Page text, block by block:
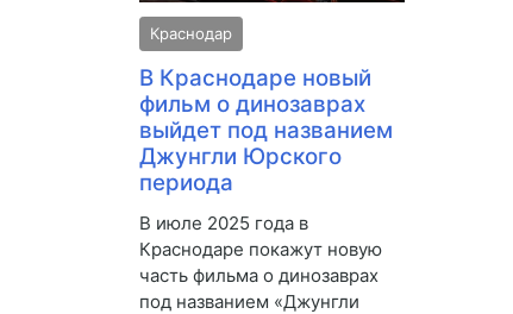
Краснодар
В Краснодаре новый
фильм о динозаврах
выйдет под названием
Джунгли Юрского
периода
В июле 2025 года в
Краснодаре покажут новую
часть фильма о динозаврах
под названием «Джунгли